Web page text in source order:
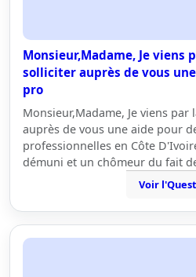
Monsieur,Madame, Je viens
solliciter auprès de vous
pro
Monsieur,Madame, Je viens
auprès de vous une aide pour
professionnelles en Côte
démuni et un chômeur du fait
Voir